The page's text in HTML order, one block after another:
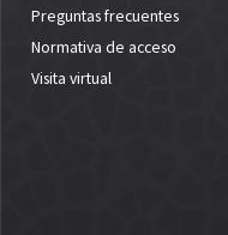
Preguntas frecuentes
Normativa de acceso
Visita virtual